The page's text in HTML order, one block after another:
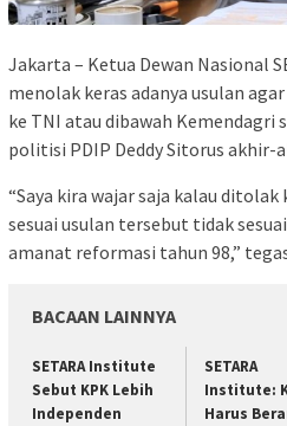
Jakarta – Ketua Dewan Nasional
menolak keras adanya usulan
ke TNI atau dibawah Kemendagri
politisi PDIP Deddy Sitorus akhir-
“Saya kira wajar saja kalau
sesuai usulan tersebut tidak
amanat reformasi tahun 98,”
BACAAN LAINNYA
SETARA Institute
Sebut KPK Lebih
Independen
SETARA
Institute:
Harus